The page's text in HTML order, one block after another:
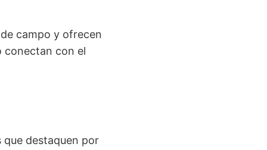
campo y ofrecen
conectan con el
que destaquen por